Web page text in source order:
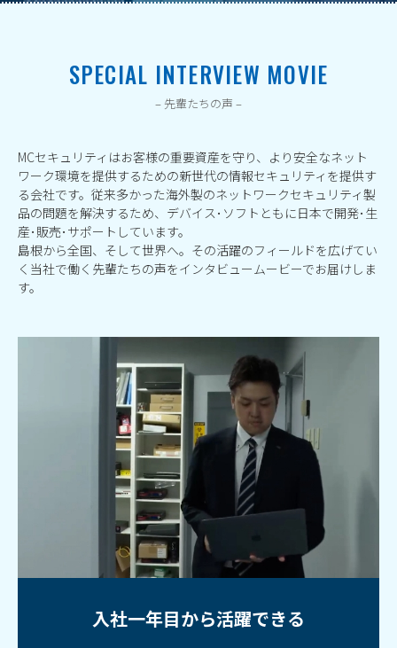
SPECIAL INTERVIEW MOVIE
– 先輩たちの声 –
MCセキュリティはお客様の重要資産を守り、より安全なネット
ワーク環境を提供するための新世代の情報セキュリティを提供す
る会社です。従来多かった海外製のネットワークセキュリティ製
品の問題を解決するため、デバイス･ソフトともに日本で開発･生
産･販売･サポートしています。
島根から全国、そして世界へ。その活躍のフィールドを広げてい
く当社で働く先輩たちの声をインタビュームービーでお届けしま
す。
入社一年目から活躍できる